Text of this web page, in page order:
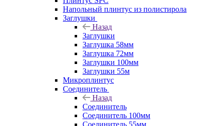
Напольный плинтус из полистирола
Заглушки
Назад
Заглушки
Заглушка 58мм
Заглушка 72мм
Заглушки 100мм
Заглушки 55м
Микроплинтус
Соединитель
Назад
Соединитель
Соединитель 100мм
Соединитель 55мм